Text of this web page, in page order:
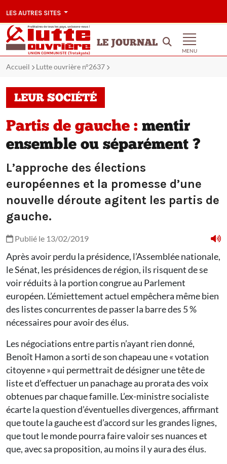
LES AUTRES SITES
LE JOURNAL
MENU
Accueil Lutte ouvrière n°2637
LEUR SOCIÉTÉ
Partis de gauche : mentir
ensemble ou séparément ?
L’approche des élections
européennes et la promesse d’une
nouvelle déroute agitent les partis de
gauche.
Publié le 13/02/2019
Après avoir perdu la présidence, l’Assemblée nationale,
le Sénat, les présidences de région, ils risquent de se
voir réduits à la portion congrue au Parlement
européen. L’émiettement actuel empêchera même bien
des listes concurrentes de passer la barre des 5 %
nécessaires pour avoir des élus.
Les négociations entre partis n’ayant rien donné,
Benoît Hamon a sorti de son chapeau une « votation
citoyenne » qui permettrait de désigner une tête de
liste et d’effectuer un panachage au prorata des voix
obtenues par chaque famille. L’ex-ministre socialiste
écarte la question d’éventuelles divergences, affirmant
que toute la gauche est d’accord sur les grandes lignes,
que tout le monde pourra faire valoir ses nuances et
que, avec sa proposition, au moins il y aura des élus.